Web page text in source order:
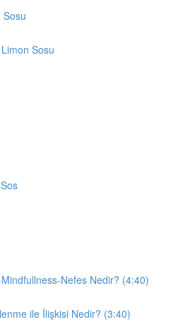
Sosu
Sosu
Nefes Nedir? (4:40)
ile İlişkisi Nedir? (3:40)